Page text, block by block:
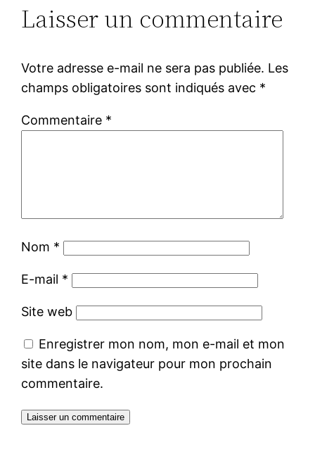
Laisser un commentaire
Votre adresse e-mail ne sera pas publiée. Les
champs obligatoires sont indiqués avec *
Commentaire *
Nom *
E-mail *
Site web
Enregistrer mon nom, mon e-mail et mon
site dans le navigateur pour mon prochain
commentaire.